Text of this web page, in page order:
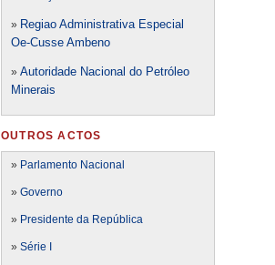
» Regiao Administrativa Especial
Oe-Cusse Ambeno
» Autoridade Nacional do Petróleo
Minerais
OUTROS ACTOS
» Parlamento Nacional
» Governo
» Presidente da República
» Série I